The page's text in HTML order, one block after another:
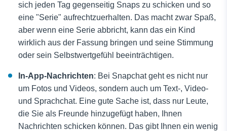
sich jeden Tag gegenseitig Snaps zu schicken und so
eine "Serie" aufrechtzuerhalten. Das macht zwar Spaß,
aber wenn eine Serie abbricht, kann das ein Kind
wirklich aus der Fassung bringen und seine Stimmung
oder sein Selbstwertgefühl beeinträchtigen.
In-App-Nachrichten: Bei Snapchat geht es nicht nur
um Fotos und Videos, sondern auch um Text-, Video-
und Sprachchat. Eine gute Sache ist, dass nur Leute,
die Sie als Freunde hinzugefügt haben, Ihnen
Nachrichten schicken können. Das gibt Ihnen ein wenig